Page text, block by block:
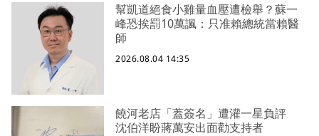
幫凱道絕食小雞量血壓遭檢舉？蘇一
峰恐挨罰10萬諷：只准賴總統當賴醫
師
2026.08.04 14:35
饒河老店「蓋簽名」遭灌一星負評
沈伯洋盼蔣萬安出面勸支持者